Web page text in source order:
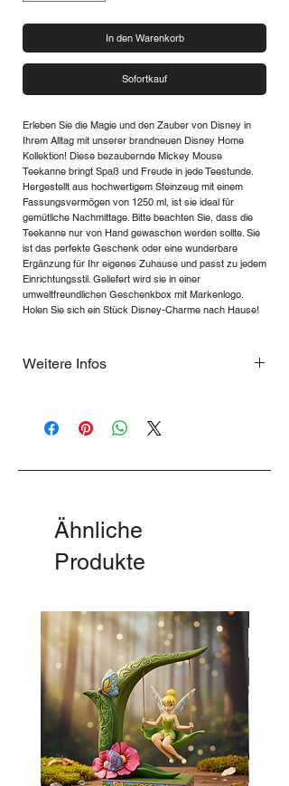
In den Warenkorb
Sofortkauf
Erleben Sie die Magie und den Zauber von Disney in
Ihrem Alltag mit unserer brandneuen Disney Home
Kollektion! Diese bezaubernde Mickey Mouse
Teekanne bringt Spaß und Freude in jede Teestunde.
Hergestellt aus hochwertigem Steinzeug mit einem
Fassungsvermögen von 1250 ml, ist sie ideal für
gemütliche Nachmittage. Bitte beachten Sie, dass die
Teekanne nur von Hand gewaschen werden sollte. Sie
ist das perfekte Geschenk oder eine wunderbare
Ergänzung für Ihr eigenes Zuhause und passt zu jedem
Einrichtungsstil. Geliefert wird sie in einer
umweltfreundlichen Geschenkbox mit Markenlogo.
Holen Sie sich ein Stück Disney-Charme nach Hause!
Weitere Infos
Ähnliche
Produkte